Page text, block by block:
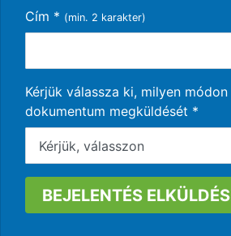
Cím * (min. 2 karakter)
Kérjük válassza ki, milyen
dokumentum megküldését *
BEJELENTÉS